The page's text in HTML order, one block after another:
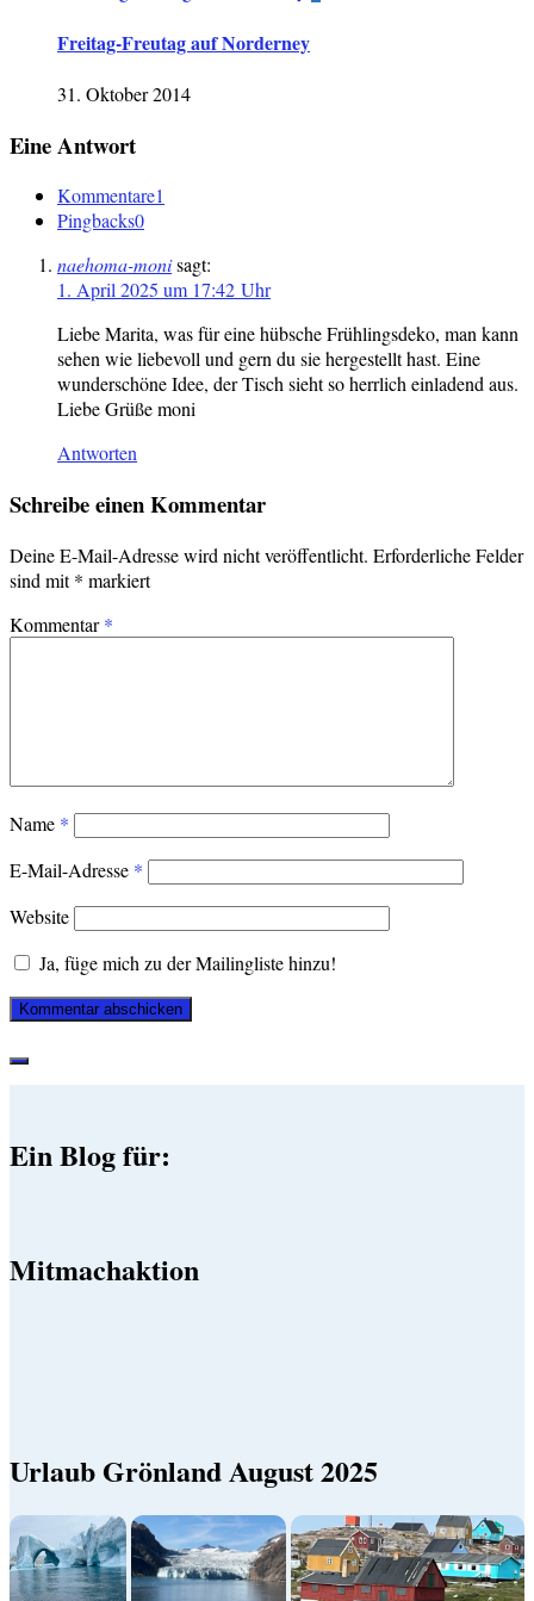
Freitag-Freutag auf Norderney
31. Oktober 2014
Eine Antwort
Kommentare1
Pingbacks0
naehoma-monisagt:
1. April 2025 um 17:42 Uhr
Liebe Marita, was für eine hübsche Frühlingsdeko, man kann
sehen wie liebevoll und gern du sie hergestellt hast. Eine
wunderschöne Idee, der Tisch sieht so herrlich einladend aus.
Liebe Grüße moni
Antworten
Schreibe einen Kommentar
Deine E-Mail-Adresse wird nicht veröffentlicht. Erforderliche Felder
sind mit* markiert
Kommentar*
Name *
E-Mail-Adresse *
Website
Ja, füge mich zu der Mailingliste hinzu!
Ein Blog für:
Mitmachaktion
Urlaub Grönland August 2025